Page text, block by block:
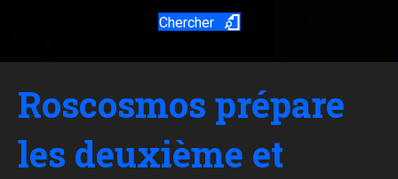
Chercher
Roscosmos prépare
les deuxième et